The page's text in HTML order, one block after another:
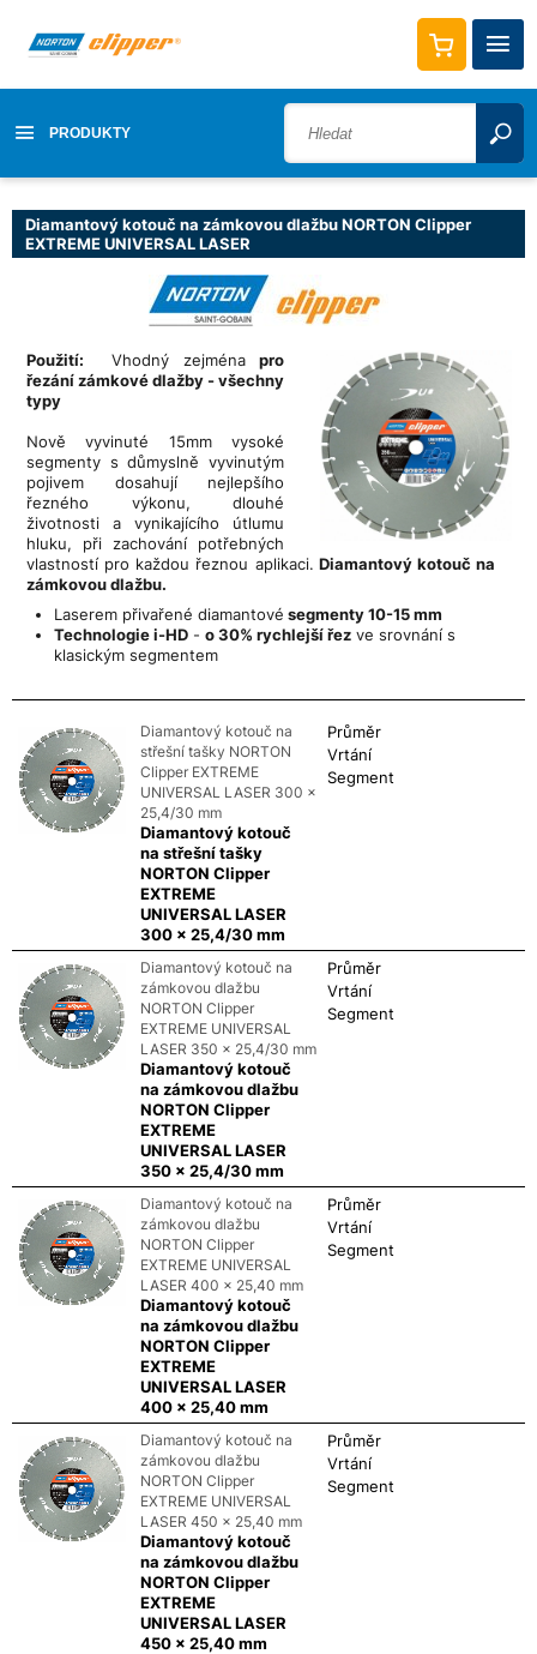
PRODUKTY
Diamantový kotouč na zámkovou dlažbu NORTON Clipper
EXTREME UNIVERSAL LASER
Použití: Vhodný zejménapro
řezání zámkové dlažby - všechny
typy
Nově vyvinuté 15mm vysoké
segmenty s důmyslně vyvinutým
pojivem dosahují nejlepšího
řezného výkonu, dlouhé
životnosti a vynikajícího útlumu
hluku, při zachování potřebných
vlastností pro každou řeznou aplikaci. Diamantový kotouč na
zámkovou dlažbu.
Laserem přivařené diamantové segmenty 10-15 mm
Technologie i-HD - o 30% rychlejší řez ve srovnání s
klasickým segmentem
Diamantový kotouč na
střešní tašky NORTON
Clipper EXTREME
UNIVERSAL LASER 300 x
25,4/30 mm
Diamantový kotouč
na střešní tašky
NORTON Clipper
EXTREME
UNIVERSAL LASER
300 x 25,4/30 mm
Průměr
Vrtání
Segment
Diamantový kotouč na
zámkovou dlažbu
NORTON Clipper
EXTREME UNIVERSAL
LASER 350 x 25,4/30 mm
Diamantový kotouč
na zámkovou dlažbu
NORTON Clipper
EXTREME
UNIVERSAL LASER
350 x 25,4/30 mm
Průměr
Vrtání
Segment
Diamantový kotouč na
zámkovou dlažbu
NORTON Clipper
EXTREME UNIVERSAL
LASER 400 x 25,40 mm
Diamantový kotouč
na zámkovou dlažbu
NORTON Clipper
EXTREME
UNIVERSAL LASER
400 x 25,40 mm
Průměr
Vrtání
Segment
Diamantový kotouč na
zámkovou dlažbu
NORTON Clipper
EXTREME UNIVERSAL
LASER 450 x 25,40 mm
Diamantový kotouč
na zámkovou dlažbu
NORTON Clipper
EXTREME
UNIVERSAL LASER
450 x 25,40 mm
Průměr
Vrtání
Segment